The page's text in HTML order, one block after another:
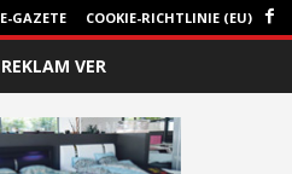
E-GAZETE COOKIE-RICHTLINIE (EU)
REKLAM VER